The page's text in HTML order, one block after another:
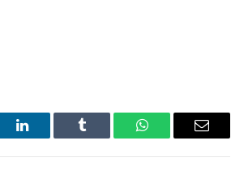
LinkedIn Tumblr WhatsAppEmail